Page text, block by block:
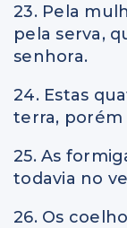
23. Pela
pela serva,
senhora.
24. Estas
terra, porém
25. As
todavia no
26. Os